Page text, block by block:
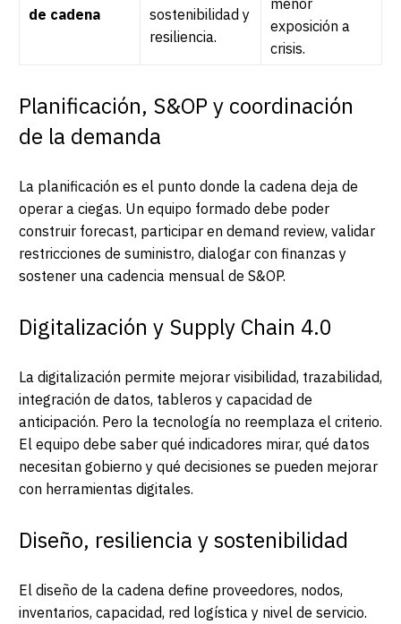
de cadena
sostenibilidad y
resiliencia.
menor
exposición a
crisis.
Planificación, S&OP y coordinación
de la demanda
La planificación es el punto donde la cadena deja de
operar a ciegas. Un equipo formado debe poder
construir forecast, participar en demand review, validar
restricciones de suministro, dialogar con finanzas y
sostener una cadencia mensual de S&OP.
Digitalización y Supply Chain 4.0
La digitalización permite mejorar visibilidad, trazabilidad,
integración de datos, tableros y capacidad de
anticipación. Pero la tecnología no reemplaza el criterio.
El equipo debe saber qué indicadores mirar, qué datos
necesitan gobierno y qué decisiones se pueden mejorar
con herramientas digitales.
Diseño, resiliencia y sostenibilidad
El diseño de la cadena define proveedores, nodos,
inventarios, capacidad, red logística y nivel de servicio.